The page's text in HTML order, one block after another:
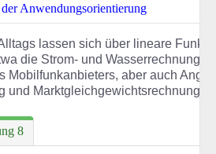
Anwendungsorientierung
lassen sich über lineare
die Strom- und Wasserrechnung
Mobilfunkanbieters, aber auch
und
8